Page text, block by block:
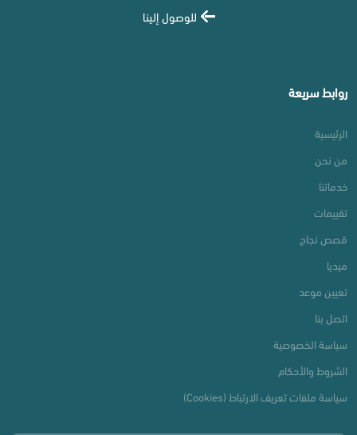
للوصول إلينا
روابط سريعة
الرئيسية
من نحن
خدماتنا
تقييمات
قصص نجاح
ميديا
تعيين موعد
اتصل بنا
سياسة الخصوصية
الشروط والأحكام
سياسة ملفات تعريف الارتباط (Cookies)